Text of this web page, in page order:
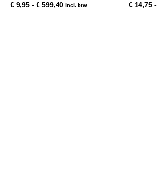
€9,95 - €599,40Prijsklasse:
incl. btw
€14,75 -